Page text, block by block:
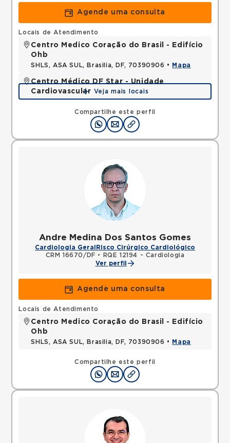
Agende uma consulta
Compartilhe este perfil
Locais de Atendimento
Centro Medico Coração do Brasil - Edifício
Ohb
SHLS, ASA SUL, Brasilia, DF, 70390906 • Mapa
Centro Médico DF Star - Unidade
Cardiovascular
SGAS, ASA SUL, Brasilia, DF, 70390150 •Mapa
Veja mais locais
Andre Medina Dos Santos Gomes
Cardiologia Geral Risco Cirúrgico Cardiológico
CRM 16670/DF •
RQE 12194 - Cardiologia
Ver perfil
Agende uma consulta
Compartilhe este perfil
Locais de Atendimento
Centro Medico Coração do Brasil - Edifício
Ohb
SHLS, ASA SUL, Brasilia, DF, 70390906 • Mapa